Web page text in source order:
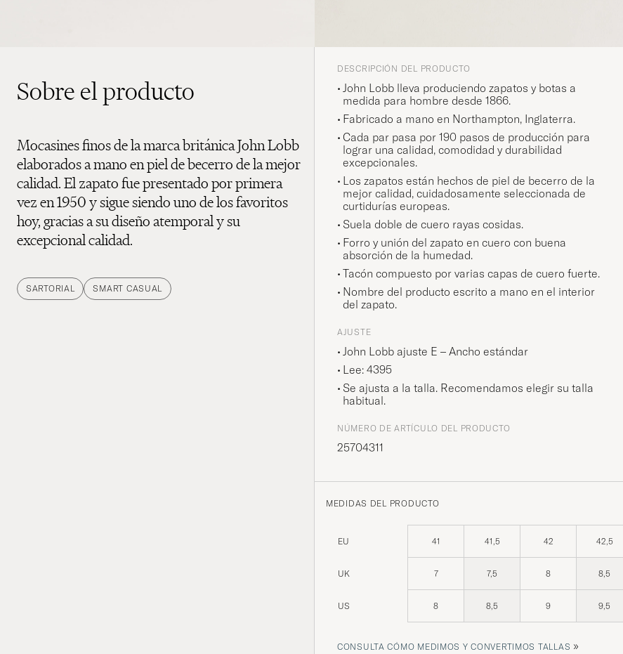
Sobre el producto
Mocasines finos de la marca británica John Lobb
elaborados a mano en piel de becerro de la mejor
calidad. El zapato fue presentado por primera
vez en 1950 y sigue siendo uno de los favoritos
hoy, gracias a su diseño atemporal y su
excepcional calidad.
SARTORIAL SMART CASUAL
DESCRIPCIÓN DEL PRODUCTO
John Lobb lleva produciendo zapatos y botas a
medida para hombre desde 1866.
Fabricado a mano en Northampton, Inglaterra.
Cada par pasa por 190 pasos de producción para
lograr una calidad, comodidad y durabilidad
excepcionales.
Los zapatos están hechos de piel de becerro de la
mejor calidad, cuidadosamente seleccionada de
curtidurías europeas.
Suela doble de cuero rayas cosidas.
Forro y unión del zapato en cuero con buena
absorción de la humedad.
Tacón compuesto por varias capas de cuero fuerte.
Nombre del producto escrito a mano en el interior
del zapato.
AJUSTE
John Lobb ajuste E – Ancho estándar
Lee: 4395
Se ajusta a la talla. Recomendamos elegir su talla
habitual.
NÚMERO DE ARTÍCULO DEL PRODUCTO
25704311
MEDIDAS DEL PRODUCTO
EU 41 41,5 42 42,5
UK 7 7,5 8 8,5
US 8 8,5 9 9,5
CONSULTA CÓMO MEDIMOS Y CONVERTIMOS TALLAS »